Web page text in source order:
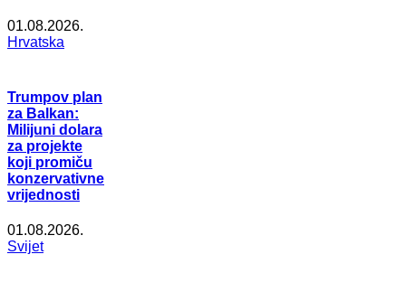
01.08.2026.
Hrvatska
Trumpov plan
za Balkan:
Milijuni dolara
za projekte
koji promiču
konzervativne
vrijednosti
01.08.2026.
Svijet